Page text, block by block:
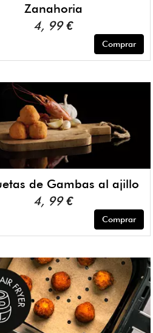
Zanahoria
4, 99 €
Comprar
de Gambas al ajillo
4, 99 €
Comprar